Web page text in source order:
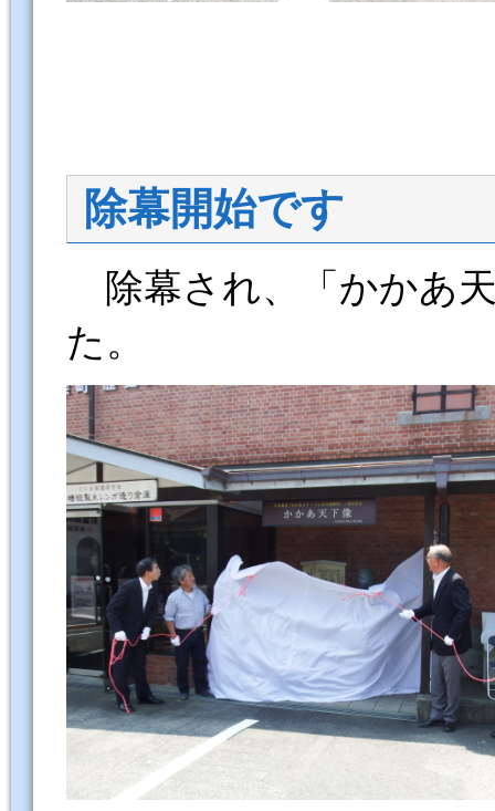
除幕開始です
除幕され、「かかあ
た。